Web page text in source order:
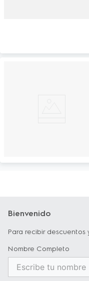
Bienvenido
Para recibir
Nombre Completo